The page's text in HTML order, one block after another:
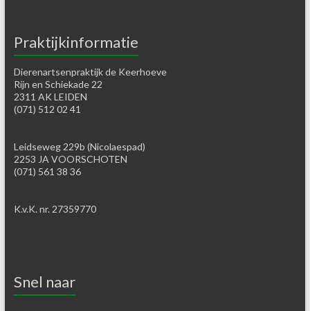
Praktijkinformatie
Dierenartsenpraktijk de Keerhoeve
Rijn en Schiekade 22
2311 AK LEIDEN
(071) 512 02 41
Leidseweg 229b (Nicolaespad)
2253 JA VOORSCHOTEN
(071) 561 38 36
K.v.K. nr. 27359770
Snel naar